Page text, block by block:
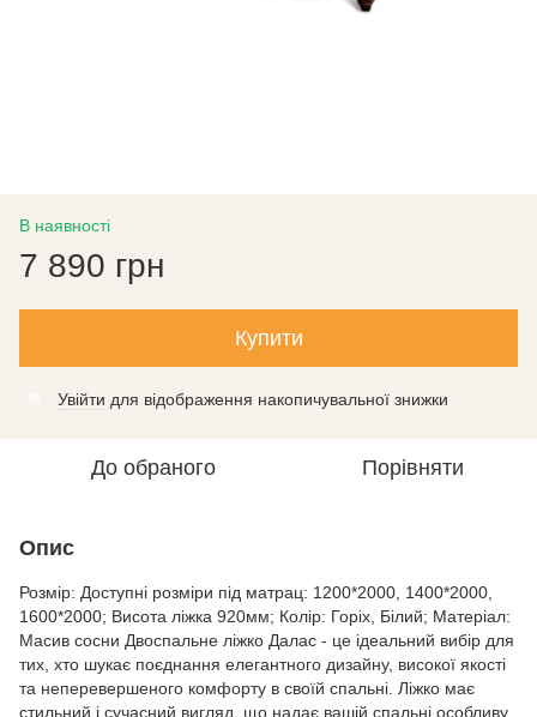
В наявності
7 890 грн
Купити
Увійти для відображення накопичувальної знижки
До обраного Порівняти
Опис
Розмір: Доступні розміри під матрац: 1200*2000, 1400*2000,
1600*2000; Висота ліжка 920мм; Колір: Горіх, Білий; Матеріал:
Масив сосни Двоспальне ліжко Далас - це ідеальний вибір для
тих, хто шукає поєднання елегантного дизайну, високої якості
та неперевершеного комфорту в своїй спальні. Ліжко має
стильний і сучасний вигляд, що надає вашій спальні особливу